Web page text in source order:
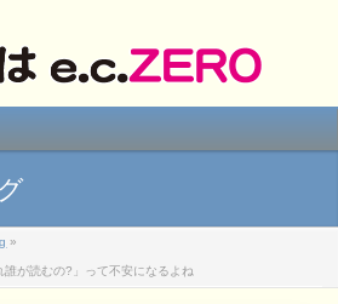
»
が読むの?」って不安になるよね